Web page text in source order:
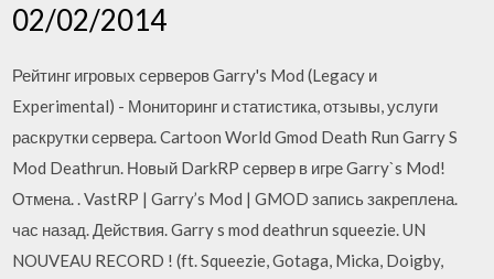
02/02/2014
Рейтинг игровых серверов Garry's Mod (Legacy и
Experimental) - Мониторинг и статистика, отзывы, услуги
раскрутки сервера. Cartoon World Gmod Death Run Garry S
Mod Deathrun. Новый DarkRP сервер в игре Garry`s Mod!
Отмена. . VastRP | Garry’s Mod | GMOD запись закреплена.
час назад. Действия. Garry s mod deathrun squeezie. UN
NOUVEAU RECORD ! (ft. Squeezie, Gotaga, Micka, Doigby,